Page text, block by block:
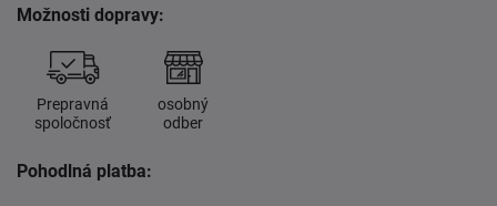
Možnosti dopravy:
Prepravná
spoločnosť
osobný
odber
Pohodlná platba: